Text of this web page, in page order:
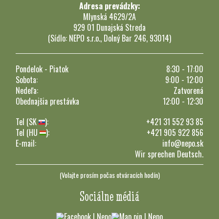
Adresa prevádzky:
Mlynská 4629/2A
929 01 Dunajská Streda
(Sídlo: NEPO s.r.o., Dolný Bar 246, 93014)
Pondelok - Piatok
8:30 - 17:00
Sobota:
9:00 - 12:00
Nedeľa:
Zatvorená
Obednajšia prestávka
12:00 - 12:30
Tel (SK
):
+421 31 552 93 85
Tel (HU
):
+421 905 922 856
E-mail:
info@nepo.sk
Wir sprechen Deutsch.
(Volajte prosím počas otváracích hodín)
Sociálne médiá